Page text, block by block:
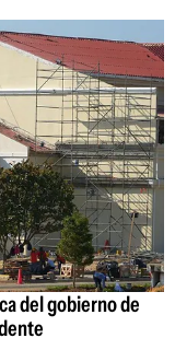
del gobierno de